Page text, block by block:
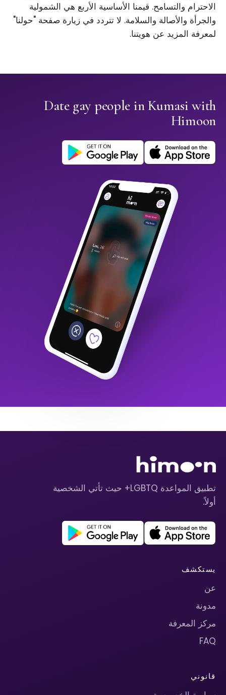
الاحترام والتسامح. قيمنا الأساسية الأربع هي الشمولية
والجرأة والأصالة والسلامة. لا تتردد في زيارة صفحة "حولنا"
لمعرفة المزيد عن هويتنا.
Date gay people in Kumasi with
Himoon
تطبيق المواعدة LGBTQ+ حيث تأتي الشخصية
أولاً.
يستكشف
عن
مدونة
مركز المعرفة
FAQ
قانوني